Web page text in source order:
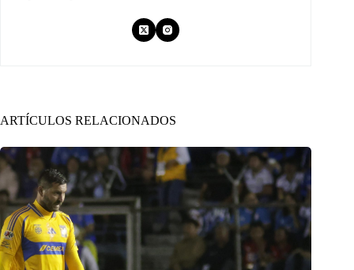
ARTÍCULOS RELACIONADOS